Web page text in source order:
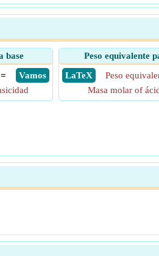
base
​ Vamos
=
Peso equivalente
​ LaTeX
Peso
Masa molar of